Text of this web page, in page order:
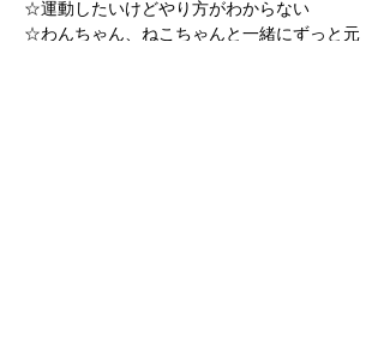
☆運動したいけどやり方がわからない
☆わんちゃん、ねこちゃんと一緒にずっと元